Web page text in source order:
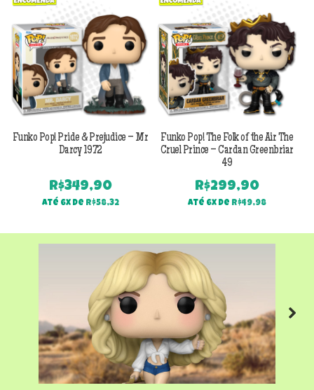
Funko Pop! Pride & Prejudice – Mr
Darcy 1972
R$349,90
Até 6x de R$58,32
Funko Pop! The Folk of the Air The
Cruel Prince – Cardan Greenbriar
49
R$299,90
Até 6x de R$49,98
Next